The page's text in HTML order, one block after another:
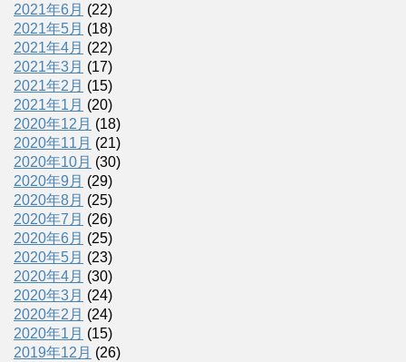
2021年6月 (22)
2021年5月 (18)
2021年4月 (22)
2021年3月 (17)
2021年2月 (15)
2021年1月 (20)
2020年12月 (18)
2020年11月 (21)
2020年10月 (30)
2020年9月 (29)
2020年8月 (25)
2020年7月 (26)
2020年6月 (25)
2020年5月 (23)
2020年4月 (30)
2020年3月 (24)
2020年2月 (24)
2020年1月 (15)
2019年12月 (26)